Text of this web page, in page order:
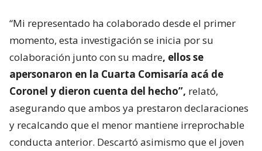
“Mi representado ha colaborado desde el primer
momento, esta investigación se inicia por su
colaboración junto con su madre, ellos se
apersonaron en la Cuarta Comisaría acá de
Coronel y dieron cuenta del hecho”, relató,
asegurando que ambos ya prestaron declaraciones
y recalcando que el menor mantiene irreprochable
conducta anterior. Descartó asimismo que el joven